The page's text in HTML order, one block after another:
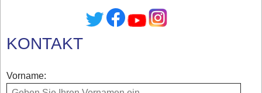
KONTAKT
Vorname: